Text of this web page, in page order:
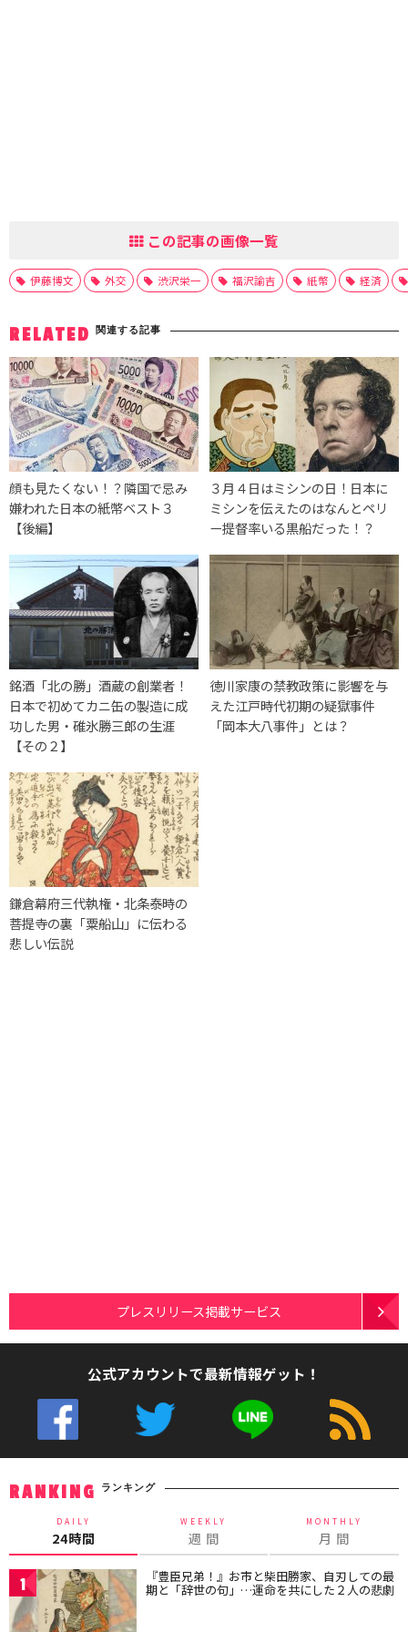
この記事の画像一覧
伊藤博文 外交 渋沢栄一 福沢諭吉 紙幣 経済
RELATED 関連する記事
顔も見たくない！？隣国で忌み
嫌われた日本の紙幣ベスト３
【後編】
３月４日はミシンの日！日本に
ミシンを伝えたのはなんとペリ
ー提督率いる黒船だった！？
銘酒「北の勝」酒蔵の創業者！
日本で初めてカニ缶の製造に成
功した男・碓氷勝三郎の生涯
【その２】
徳川家康の禁教政策に影響を与
えた江戸時代初期の疑獄事件
「岡本大八事件」とは？
鎌倉幕府三代執権・北条泰時の
菩提寺の裏「粟船山」に伝わる
悲しい伝説
プレスリリース掲載サービス
公式アカウントで最新情報ゲット！
RANKING ランキング
DAILY
24時間
WEEKLY
週 間
MONTHLY
月 間
1 『豊臣兄弟！』お市と柴田勝家、自刃しての最
期と「辞世の句」…運命を共にした２人の悲劇